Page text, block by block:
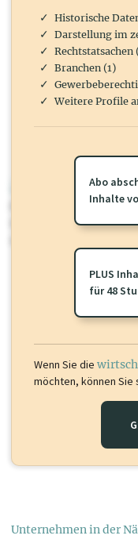
wirtschaft.at PLUS
Für dieses Profil gibt es
Sie momentan nicht
oder loggen Sie sich ein
Historische
Darstellung im
Rechtstatsachen
Branchen (1)
Weitere Profile
Abo
Inhalte
PLUS
für 48
Wenn Sie die
möchten, können Sie
Unternehmen in der